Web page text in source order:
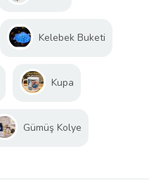
Kelebek Buketi
Kupa
Gümüş Kolye